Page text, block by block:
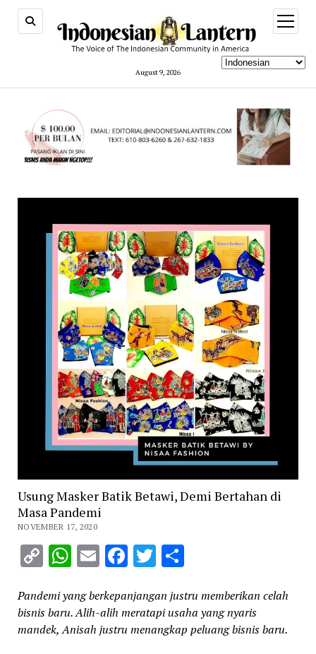
August 9, 2026
open
menu
Usung Masker Batik Betawi, Demi Bertahan di
Masa Pandemi
NOVEMBER 17, 2020
CopyWhatsApp
EmailFacebook
Twitter
Share
Pandemi yang berkepanjangan justru memberikan celah
bisnis baru. Alih-alih meratapi usaha yang nyaris
mandek, Anisah justru menangkap peluang bisnis baru.